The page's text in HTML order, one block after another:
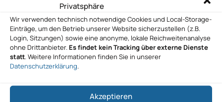
Privatsphäre
Wir verwenden technisch notwendige Cookies und Local-Storage-
Einträge, um den Betrieb unserer Website sicherzustellen (z.B.
Login, Sitzungen) sowie eine anonyme, lokale Reichweitenanalyse
ohne Drittanbieter. Es findet kein Tracking über externe Dienste
statt. Weitere Informationen finden Sie in unserer
Datenschutzerklärung.
Akzeptieren
Hugging Face
Nächster
Beitrag
WEITER
Hugging Face